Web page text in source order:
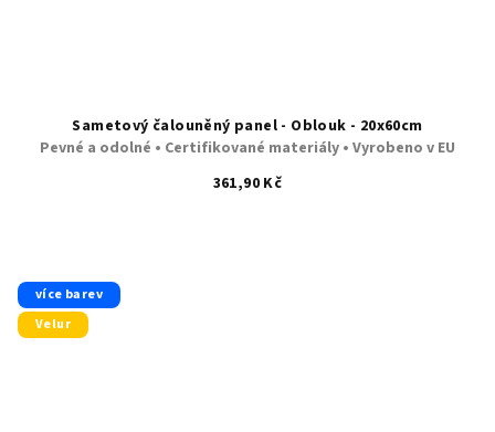
Sametový čalouněný panel - Oblouk - 20x60cm
Pevné a odolné • Certifikované materiály • Vyrobeno v EU
361,90 Kč
více barev
Velur